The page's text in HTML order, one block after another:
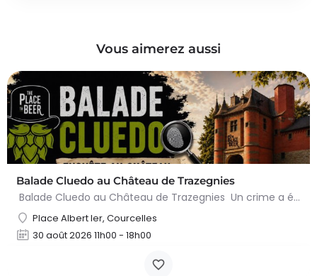
Vous aimerez aussi
Balade Cluedo au Château de Trazegnies
Balade Cluedo au Château de Trazegnies Un crime a été commis au Château de Trazegnies… À vous de résoudre…
Place Albert Ier, Courcelles
30 août 2026 11h00 - 18h00